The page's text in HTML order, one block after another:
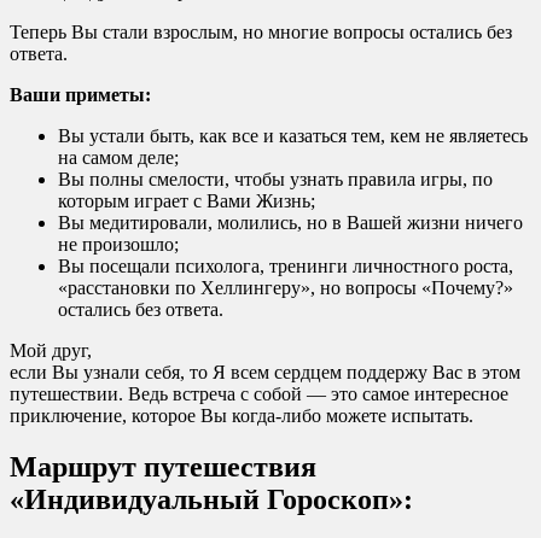
Теперь Вы стали взрослым, но многие вопросы остались без
ответа.
Ваши приметы:
Вы устали быть, как все и казаться тем, кем не являетесь
на самом деле;
Вы полны смелости, чтобы узнать правила игры, по
которым играет с Вами Жизнь;
Вы медитировали, молились, но в Вашей жизни ничего
не произошло;
Вы посещали психолога, тренинги личностного роста,
«расстановки по Хеллингеру», но вопросы «Почему?»
остались без ответа.
Мой друг,
если Вы узнали себя, то Я всем сердцем поддержу Вас в этом
путешествии. Ведь встреча с собой — это самое интересное
приключение, которое Вы когда-либо можете испытать.
Маршрут путешествия
«Индивидуальный Гороскоп»: